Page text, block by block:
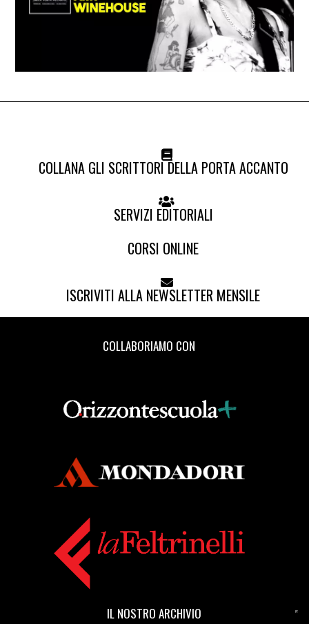
COLLANA GLI SCRITTORI DELLA PORTA ACCANTO
SERVIZI EDITORIALI
CORSI ONLINE
ISCRIVITI ALLA NEWSLETTER MENSILE
COLLABORIAMO CON
IL NOSTRO ARCHIVIO